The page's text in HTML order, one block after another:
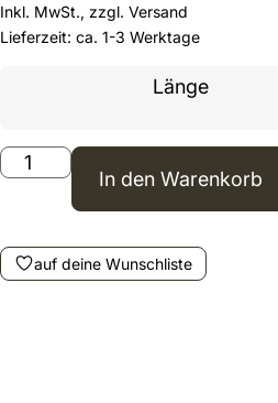
Inkl. MwSt., zzgl. Versand
Lieferzeit: ca. 1-3 Werktage
Länge
In den Warenkorb
auf deine Wunschliste